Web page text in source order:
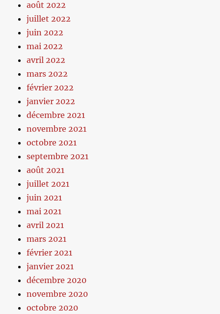
août 2022
juillet 2022
juin 2022
mai 2022
avril 2022
mars 2022
février 2022
janvier 2022
décembre 2021
novembre 2021
octobre 2021
septembre 2021
août 2021
juillet 2021
juin 2021
mai 2021
avril 2021
mars 2021
février 2021
janvier 2021
décembre 2020
novembre 2020
octobre 2020